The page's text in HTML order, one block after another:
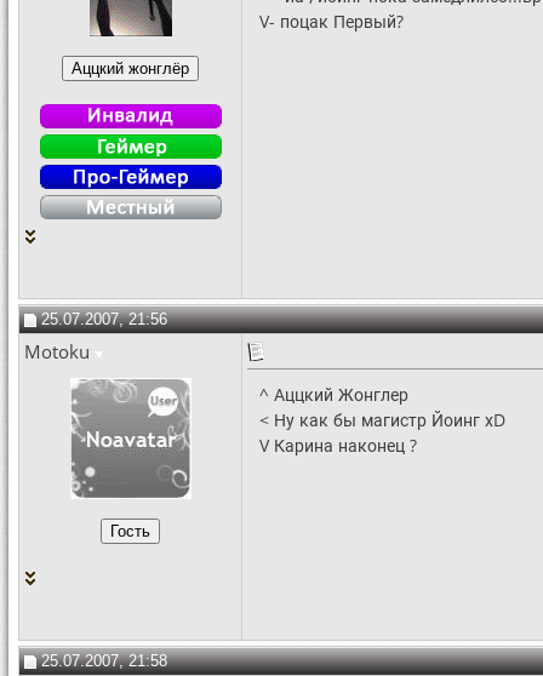
V- поцак Первый?
25.07.2007, 21:56
Motoku
^ Аццкий Жонглер
< Ну как бы магистр Йоинг хD
V Карина наконец ?
25.07.2007, 21:58